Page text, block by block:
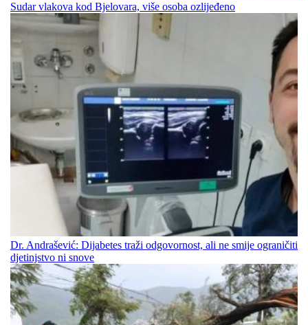
Sudar vlakova kod Bjelovara, više osoba ozlijeđeno
Dr. Andrašević: Dijabetes traži odgovornost, ali ne smije ograničiti
djetinjstvo ni snove